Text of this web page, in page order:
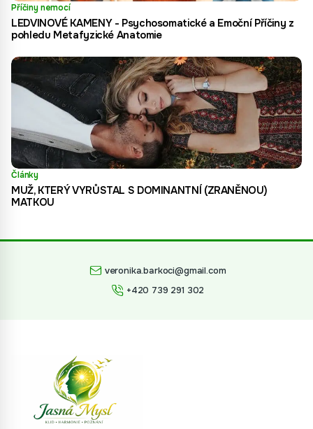
Příčiny nemocí
LEDVINOVÉ KAMENY - Psychosomatické a Emoční Příčiny z
pohledu Metafyzické Anatomie
Články
MUŽ, KTERÝ VYRŮSTAL S DOMINANTNÍ (ZRANĚNOU)
MATKOU
veronika.barkoci@gmail.com
+420 739 291 302